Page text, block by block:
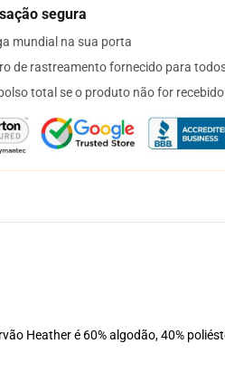
segura
mundial na sua porta
de rastreamento fornecido para
total se o produto não for recebido
Heather é 60% algodão, 40%